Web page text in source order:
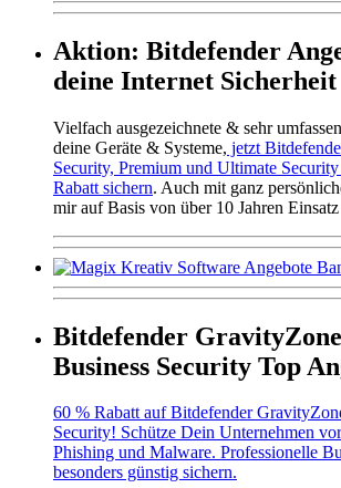
Aktion: Bitdefender
deine Internet Sicherheit
Vielfach ausgezeichnete & sehr
deine Geräte & Systeme, jetzt
Security, Premium und Ultimate
Rabatt sichern. Auch mit ganz
mir auf Basis von über 10 Jahren
Bitdefender
Business Security Top
60 % Rabatt auf Bitdefender
Security! Schütze Dein Unternehmen
Phishing und Malware. Professionelle
besonders günstig sichern.